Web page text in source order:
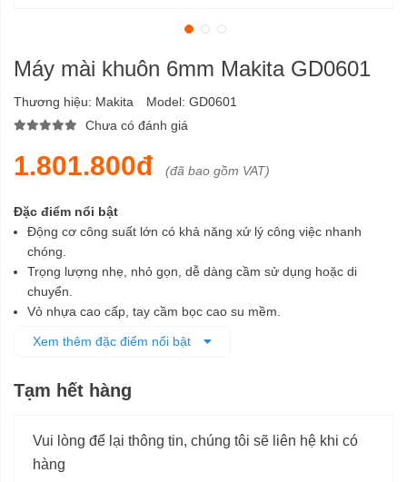
Máy mài khuôn 6mm Makita GD0601
Thương hiệu: Makita Model: GD0601
Chưa có đánh giá
1.801.800đ (đã bao gồm VAT)
Đặc điểm nổi bật
Động cơ công suất lớn có khả năng xử lý công việc nhanh
chóng.
Trọng lượng nhẹ, nhỏ gọn, dễ dàng cầm sử dụng hoặc di
chuyển.
Vỏ nhựa cao cấp, tay cầm bọc cao su mềm.
Nút công tắc đặt trên tay cầm dễ dàng thao tác bóp thả.
Xem thêm đặc điểm nổi bật
Tạm hết hàng
Vui lòng để lại thông tin, chúng tôi sẽ liên hệ khi có
hàng